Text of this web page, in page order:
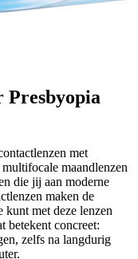
Presbyopia
met
maandlenzen
die jij aan moderne
maken de
met deze lenzen
betekent concreet:
zelfs na langdurig